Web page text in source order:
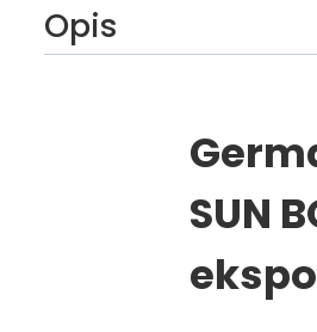
Opis
SUN